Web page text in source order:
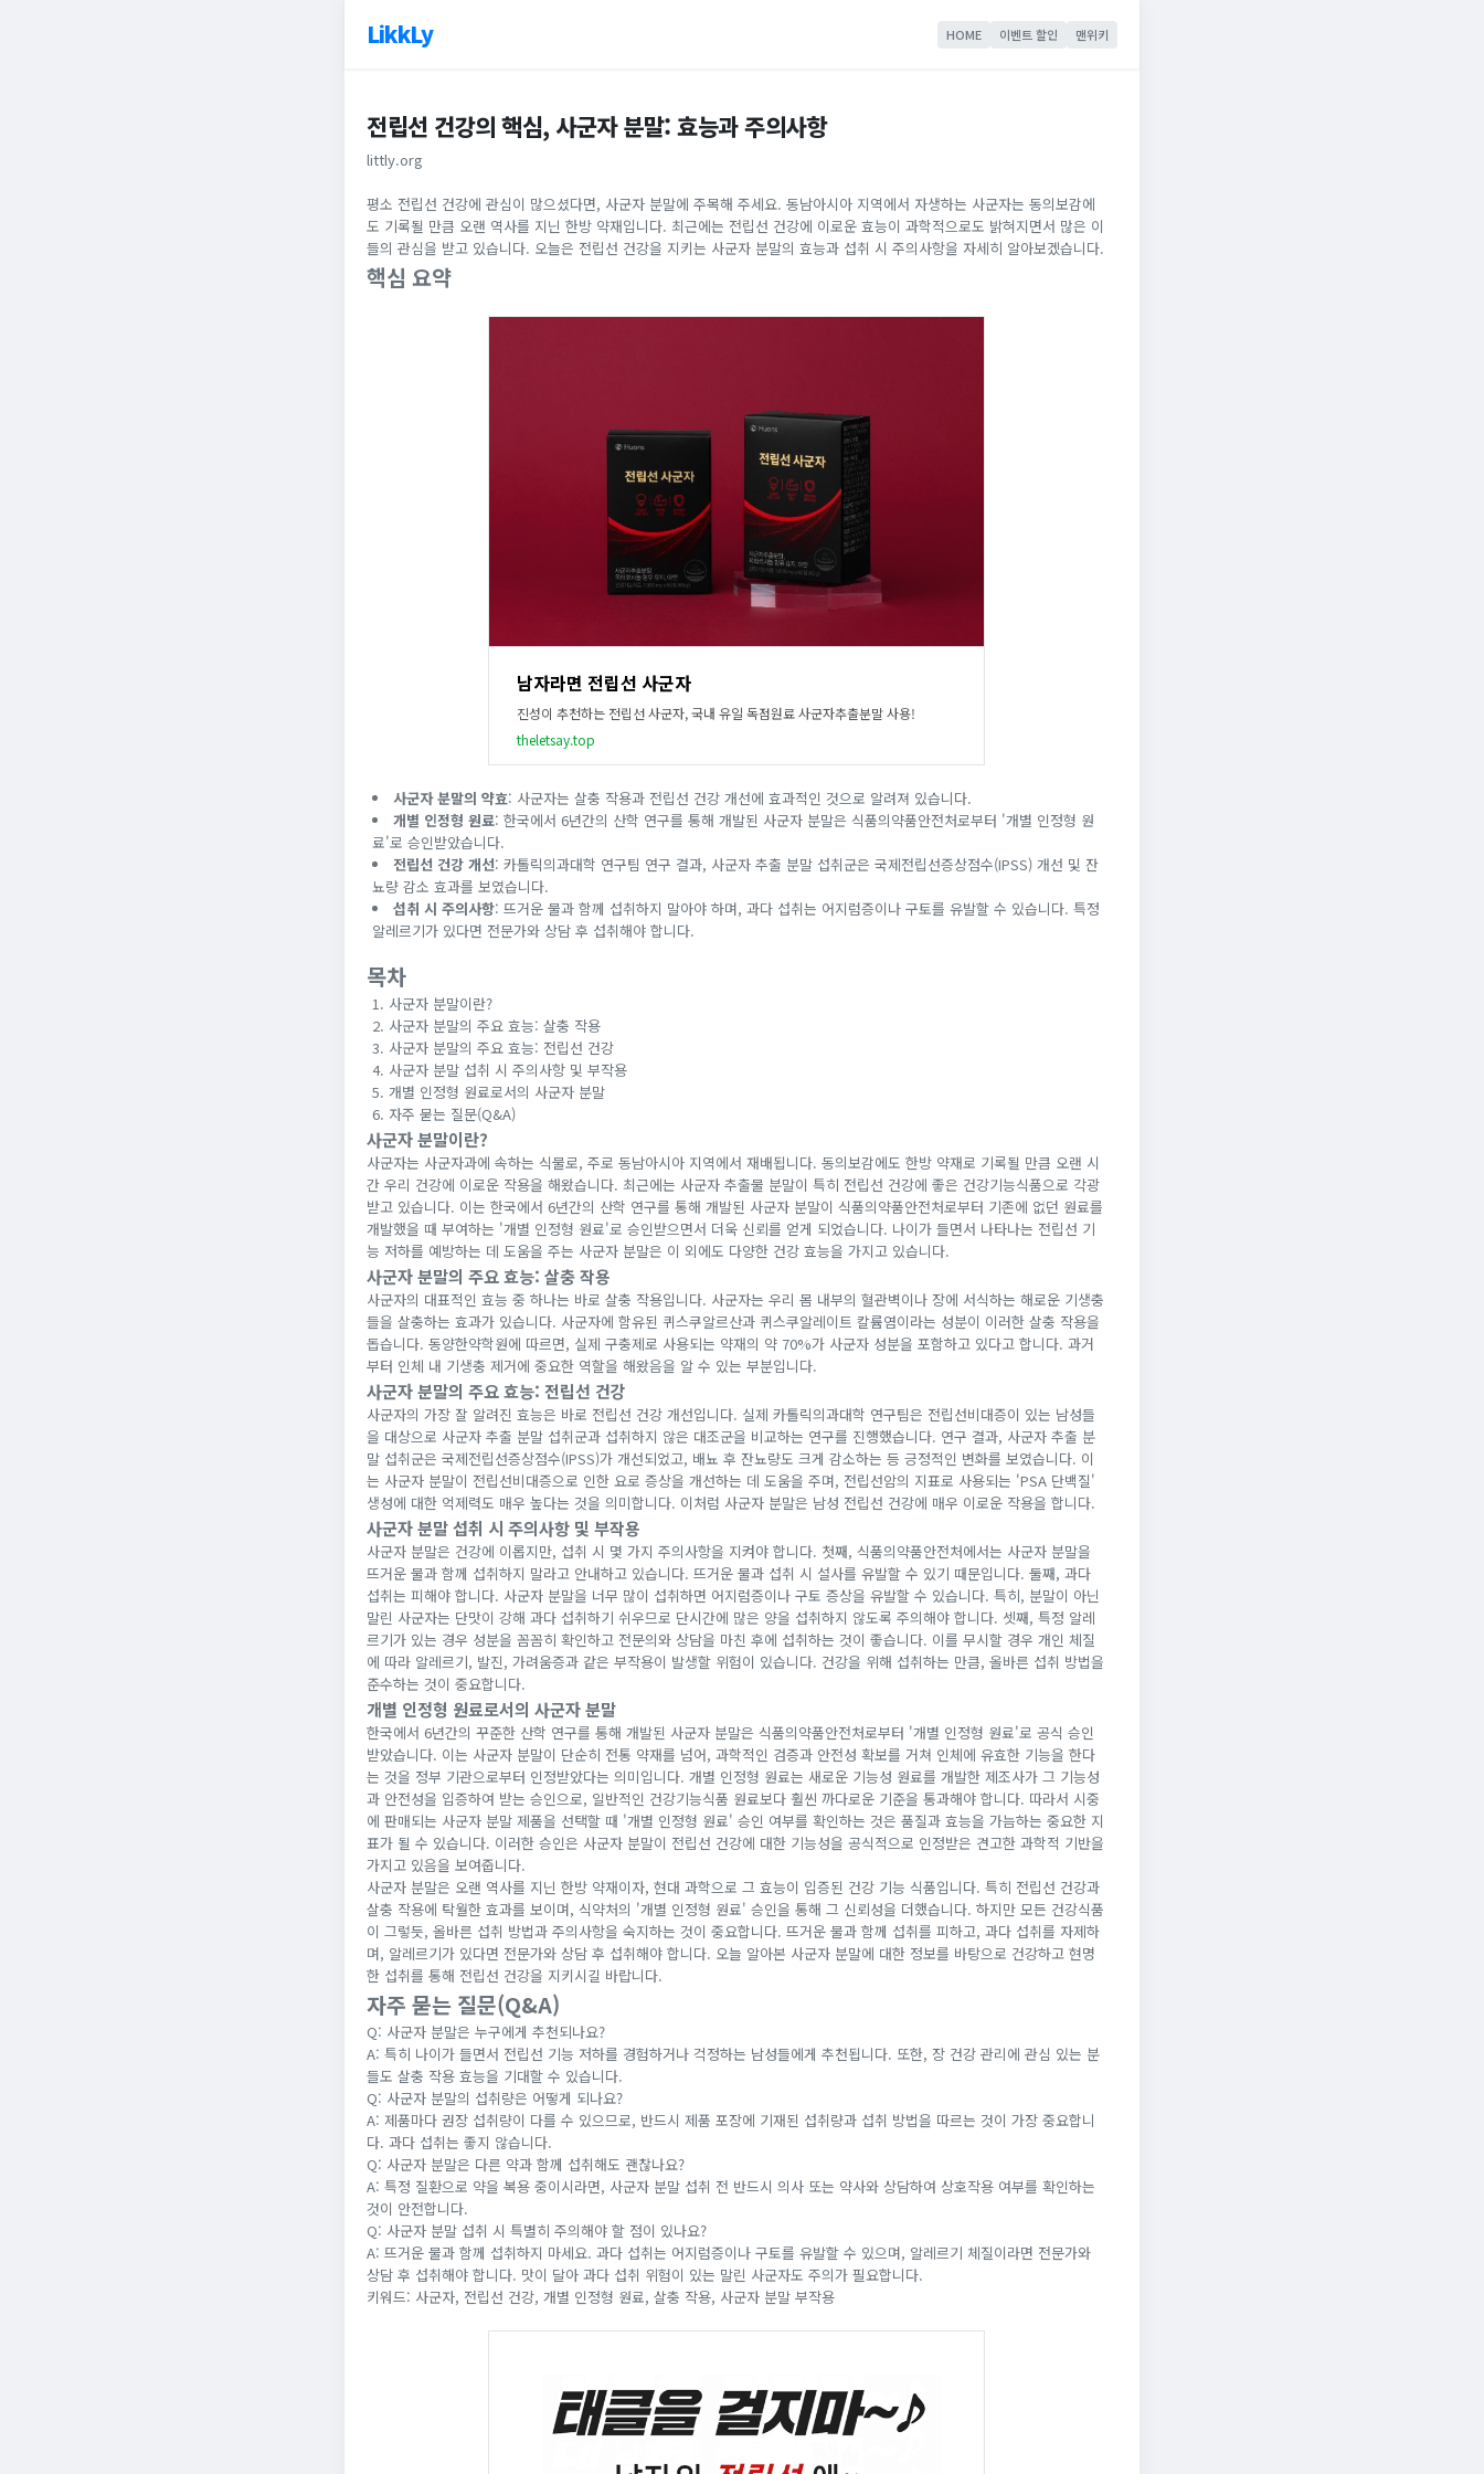
LikkLy HOME 이벤트 할인 맨위키
전립선 건강의 핵심, 사군자 분말: 효능과 주의사항
littly.org
평소 전립선 건강에 관심이 많으셨다면, 사군자 분말에 주목해 주세요. 동남아시아 지역에서 자생하는 사군자는 동의보감에
도 기록될 만큼 오랜 역사를 지닌 한방 약재입니다. 최근에는 전립선 건강에 이로운 효능이 과학적으로도 밝혀지면서 많은 이
들의 관심을 받고 있습니다. 오늘은 전립선 건강을 지키는 사군자 분말의 효능과 섭취 시 주의사항을 자세히 알아보겠습니다.
핵심 요약
남자라면 전립선 사군자
진성이 추천하는 전립선 사군자, 국내 유일 독점원료 사군자추출분말 사용!
theletsay.top
사군자 분말의 약효: 사군자는 살충 작용과 전립선 건강 개선에 효과적인 것으로 알려져 있습니다.
개별 인정형 원료: 한국에서 6년간의 산학 연구를 통해 개발된 사군자 분말은 식품의약품안전처로부터 '개별 인정형 원
료'로 승인받았습니다.
전립선 건강 개선: 카톨릭의과대학 연구팀 연구 결과, 사군자 추출 분말 섭취군은 국제전립선증상점수(IPSS) 개선 및 잔
뇨량 감소 효과를 보였습니다.
섭취 시 주의사항: 뜨거운 물과 함께 섭취하지 말아야 하며, 과다 섭취는 어지럼증이나 구토를 유발할 수 있습니다. 특정
알레르기가 있다면 전문가와 상담 후 섭취해야 합니다.
목차
사군자 분말이란?
사군자 분말의 주요 효능: 살충 작용
사군자 분말의 주요 효능: 전립선 건강
사군자 분말 섭취 시 주의사항 및 부작용
개별 인정형 원료로서의 사군자 분말
자주 묻는 질문(Q&A)
사군자 분말이란?
사군자는 사군자과에 속하는 식물로, 주로 동남아시아 지역에서 재배됩니다. 동의보감에도 한방 약재로 기록될 만큼 오랜 시
간 우리 건강에 이로운 작용을 해왔습니다. 최근에는 사군자 추출물 분말이 특히 전립선 건강에 좋은 건강기능식품으로 각광
받고 있습니다. 이는 한국에서 6년간의 산학 연구를 통해 개발된 사군자 분말이 식품의약품안전처로부터 기존에 없던 원료를
개발했을 때 부여하는 '개별 인정형 원료'로 승인받으면서 더욱 신뢰를 얻게 되었습니다. 나이가 들면서 나타나는 전립선 기
능 저하를 예방하는 데 도움을 주는 사군자 분말은 이 외에도 다양한 건강 효능을 가지고 있습니다.
사군자 분말의 주요 효능: 살충 작용
사군자의 대표적인 효능 중 하나는 바로 살충 작용입니다. 사군자는 우리 몸 내부의 혈관벽이나 장에 서식하는 해로운 기생충
들을 살충하는 효과가 있습니다. 사군자에 함유된 퀴스쿠알르산과 퀴스쿠알레이트 칼륨염이라는 성분이 이러한 살충 작용을
돕습니다. 동양한약학원에 따르면, 실제 구충제로 사용되는 약재의 약 70%가 사군자 성분을 포함하고 있다고 합니다. 과거
부터 인체 내 기생충 제거에 중요한 역할을 해왔음을 알 수 있는 부분입니다.
사군자 분말의 주요 효능: 전립선 건강
사군자의 가장 잘 알려진 효능은 바로 전립선 건강 개선입니다. 실제 카톨릭의과대학 연구팀은 전립선비대증이 있는 남성들
을 대상으로 사군자 추출 분말 섭취군과 섭취하지 않은 대조군을 비교하는 연구를 진행했습니다. 연구 결과, 사군자 추출 분
말 섭취군은 국제전립선증상점수(IPSS)가 개선되었고, 배뇨 후 잔뇨량도 크게 감소하는 등 긍정적인 변화를 보였습니다. 이
는 사군자 분말이 전립선비대증으로 인한 요로 증상을 개선하는 데 도움을 주며, 전립선암의 지표로 사용되는 'PSA 단백질'
생성에 대한 억제력도 매우 높다는 것을 의미합니다. 이처럼 사군자 분말은 남성 전립선 건강에 매우 이로운 작용을 합니다.
사군자 분말 섭취 시 주의사항 및 부작용
사군자 분말은 건강에 이롭지만, 섭취 시 몇 가지 주의사항을 지켜야 합니다. 첫째, 식품의약품안전처에서는 사군자 분말을
뜨거운 물과 함께 섭취하지 말라고 안내하고 있습니다. 뜨거운 물과 섭취 시 설사를 유발할 수 있기 때문입니다. 둘째, 과다
섭취는 피해야 합니다. 사군자 분말을 너무 많이 섭취하면 어지럼증이나 구토 증상을 유발할 수 있습니다. 특히, 분말이 아닌
말린 사군자는 단맛이 강해 과다 섭취하기 쉬우므로 단시간에 많은 양을 섭취하지 않도록 주의해야 합니다. 셋째, 특정 알레
르기가 있는 경우 성분을 꼼꼼히 확인하고 전문의와 상담을 마친 후에 섭취하는 것이 좋습니다. 이를 무시할 경우 개인 체질
에 따라 알레르기, 발진, 가려움증과 같은 부작용이 발생할 위험이 있습니다. 건강을 위해 섭취하는 만큼, 올바른 섭취 방법을
준수하는 것이 중요합니다.
개별 인정형 원료로서의 사군자 분말
한국에서 6년간의 꾸준한 산학 연구를 통해 개발된 사군자 분말은 식품의약품안전처로부터 '개별 인정형 원료'로 공식 승인
받았습니다. 이는 사군자 분말이 단순히 전통 약재를 넘어, 과학적인 검증과 안전성 확보를 거쳐 인체에 유효한 기능을 한다
는 것을 정부 기관으로부터 인정받았다는 의미입니다. 개별 인정형 원료는 새로운 기능성 원료를 개발한 제조사가 그 기능성
과 안전성을 입증하여 받는 승인으로, 일반적인 건강기능식품 원료보다 훨씬 까다로운 기준을 통과해야 합니다. 따라서 시중
에 판매되는 사군자 분말 제품을 선택할 때 '개별 인정형 원료' 승인 여부를 확인하는 것은 품질과 효능을 가늠하는 중요한 지
표가 될 수 있습니다. 이러한 승인은 사군자 분말이 전립선 건강에 대한 기능성을 공식적으로 인정받은 견고한 과학적 기반을
가지고 있음을 보여줍니다.
사군자 분말은 오랜 역사를 지닌 한방 약재이자, 현대 과학으로 그 효능이 입증된 건강 기능 식품입니다. 특히 전립선 건강과
살충 작용에 탁월한 효과를 보이며, 식약처의 '개별 인정형 원료' 승인을 통해 그 신뢰성을 더했습니다. 하지만 모든 건강식품
이 그렇듯, 올바른 섭취 방법과 주의사항을 숙지하는 것이 중요합니다. 뜨거운 물과 함께 섭취를 피하고, 과다 섭취를 자제하
며, 알레르기가 있다면 전문가와 상담 후 섭취해야 합니다. 오늘 알아본 사군자 분말에 대한 정보를 바탕으로 건강하고 현명
한 섭취를 통해 전립선 건강을 지키시길 바랍니다.
자주 묻는 질문(Q&A)
Q: 사군자 분말은 누구에게 추천되나요?
A: 특히 나이가 들면서 전립선 기능 저하를 경험하거나 걱정하는 남성들에게 추천됩니다. 또한, 장 건강 관리에 관심 있는 분
들도 살충 작용 효능을 기대할 수 있습니다.
Q: 사군자 분말의 섭취량은 어떻게 되나요?
A: 제품마다 권장 섭취량이 다를 수 있으므로, 반드시 제품 포장에 기재된 섭취량과 섭취 방법을 따르는 것이 가장 중요합니
다. 과다 섭취는 좋지 않습니다.
Q: 사군자 분말은 다른 약과 함께 섭취해도 괜찮나요?
A: 특정 질환으로 약을 복용 중이시라면, 사군자 분말 섭취 전 반드시 의사 또는 약사와 상담하여 상호작용 여부를 확인하는
것이 안전합니다.
Q: 사군자 분말 섭취 시 특별히 주의해야 할 점이 있나요?
A: 뜨거운 물과 함께 섭취하지 마세요. 과다 섭취는 어지럼증이나 구토를 유발할 수 있으며, 알레르기 체질이라면 전문가와
상담 후 섭취해야 합니다. 맛이 달아 과다 섭취 위험이 있는 말린 사군자도 주의가 필요합니다.
키워드: 사군자, 전립선 건강, 개별 인정형 원료, 살충 작용, 사군자 분말 부작용